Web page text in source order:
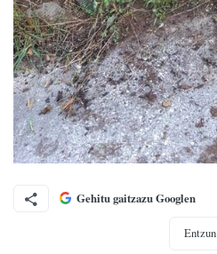
Gehitu gaitzazu Googlen
Entzun